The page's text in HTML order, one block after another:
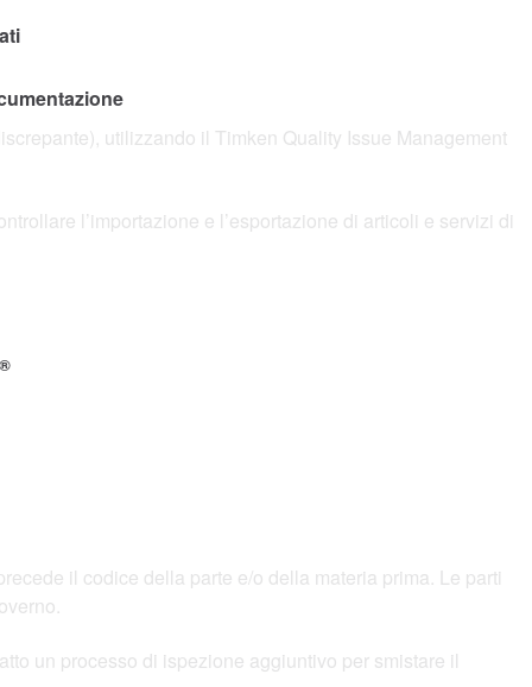
utilizzando il Timken Quality Issue Management
l’importazione e l’esportazione di articoli e servizi di
il codice della parte e/o della materia prima. Le parti
un processo di ispezione aggiuntivo per smistare il